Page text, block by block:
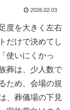
2026.02.03
度を大きく左右
だけで決めてし
使いにくかっ
葬は、少人数で
ため、会場の規
、葬儀場の下見